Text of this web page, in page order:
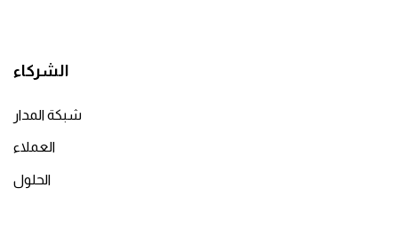
الشركاء
شبكة المدار
العملاء
الحلول